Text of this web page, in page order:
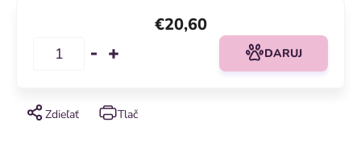
Tlač
Zdieľať
€20,60
DARUJ